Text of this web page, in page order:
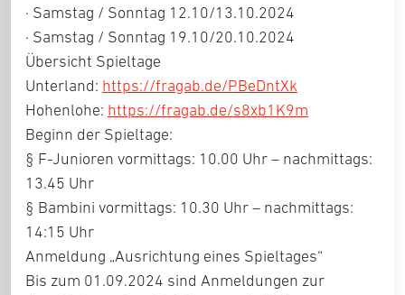
· Samstag / Sonntag 12.10/13.10.2024
· Samstag / Sonntag 19.10/20.10.2024
Übersicht Spieltage
Unterland: https://fragab.de/PBeDntXk
Hohenlohe: https://fragab.de/s8xb1K9m
Beginn der Spieltage:
§ F-Junioren vormittags: 10.00 Uhr – nachmittags:
13.45 Uhr
§ Bambini vormittags: 10.30 Uhr – nachmittags:
14:15 Uhr
Anmeldung „Ausrichtung eines Spieltages“
Bis zum 01.09.2024 sind Anmeldungen zur